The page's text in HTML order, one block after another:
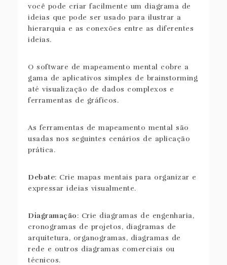
você pode criar facilmente um diagrama de
ideias que pode ser usado para ilustrar a
hierarquia e as conexões entre as diferentes
ideias.
O software de mapeamento mental cobre a
gama de aplicativos simples de brainstorming
até visualização de dados complexos e
ferramentas de gráficos.
As ferramentas de mapeamento mental são
usadas nos seguintes cenários de aplicação
prática.
Debate: Crie mapas mentais para organizar e
expressar ideias visualmente.
Diagramação: Crie diagramas de engenharia,
cronogramas de projetos, diagramas de
arquitetura, organogramas, diagramas de
rede e outros diagramas comerciais ou
técnicos.